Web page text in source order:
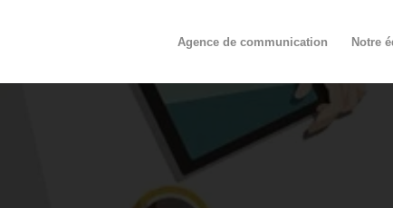
Agence de communication Notre